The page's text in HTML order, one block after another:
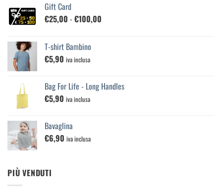
Gift Card
€25,00 -€100,00
€100,00
T-shirt Bambino
€5,90 iva inclusa
Bag For Life - Long Handles
€5,90 iva inclusa
Bavaglina
€6,90 iva inclusa
PIÙ VENDUTI